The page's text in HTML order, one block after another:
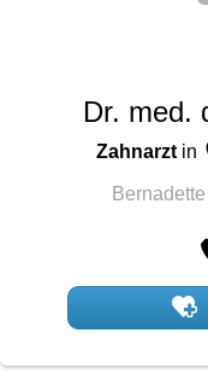
Dr. med.
Zahnarzt in